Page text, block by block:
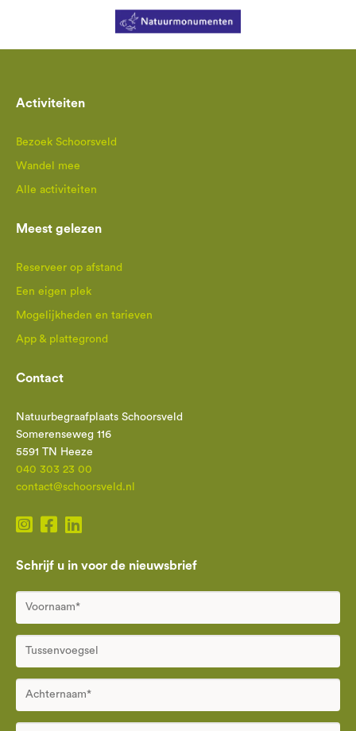
Activiteiten
Bezoek Schoorsveld
Wandel mee
Alle activiteiten
Meest gelezen
Reserveer op afstand
Een eigen plek
Mogelijkheden en tarieven
App & plattegrond
Contact
Natuurbegraafplaats Schoorsveld
Somerenseweg 116
5591 TN Heeze
040 303 23 00
contact@schoorsveld.nl
Schrijf u in voor de nieuwsbrief